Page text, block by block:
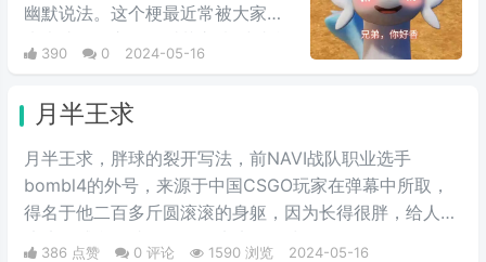
幽默说法。这个梗最近常被大家用
来表达同性之间的爱慕之情/或者单
纯跟风玩梗。最初来自qq用户云溪
情互动的表情包，此时这个梗已经
初具雏形。而后来随着chikawa的
流行，有网友开始给chikawa配上
这类文字，两者融合后意外爆火，
390 0 2024-05-16
月半王求
月半王求，胖球的裂开写法，前NAVI战队职业选手
bombl4的外号，来源于中国CSGO玩家在弹幕中所取，
得名于他二百多斤圆滚滚的身躯，因为长得很胖，给人圆
386 点赞 0 评论 1590 浏览 2024-05-16